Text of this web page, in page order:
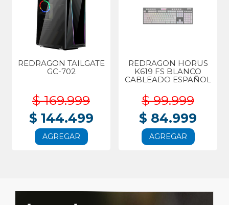
REDRAGON TAILGATE
GC-702
$ 169.999
$ 144.499
AGREGAR
REDRAGON HORUS
K619 FS BLANCO
CABLEADO ESPAÑOL
$ 99.999
$ 84.999
AGREGAR